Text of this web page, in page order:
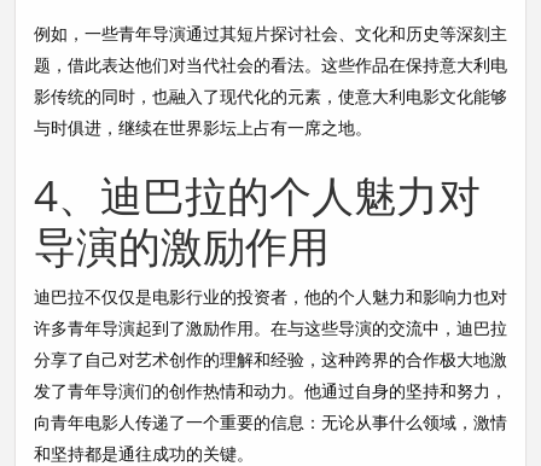
例如，一些青年导演通过其短片探讨社会、文化和历史等深刻主
题，借此表达他们对当代社会的看法。这些作品在保持意大利电
影传统的同时，也融入了现代化的元素，使意大利电影文化能够
与时俱进，继续在世界影坛上占有一席之地。
4、迪巴拉的个人魅力对
导演的激励作用
迪巴拉不仅仅是电影行业的投资者，他的个人魅力和影响力也对
许多青年导演起到了激励作用。在与这些导演的交流中，迪巴拉
分享了自己对艺术创作的理解和经验，这种跨界的合作极大地激
发了青年导演们的创作热情和动力。他通过自身的坚持和努力，
向青年电影人传递了一个重要的信息：无论从事什么领域，激情
和坚持都是通往成功的关键。